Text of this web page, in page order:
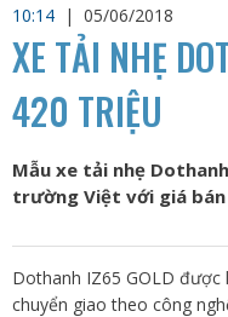
10:14 | 05/06/2018
XE TẢI NHẸ
420 TRIỆU
Mẫu xe tải nhẹ
trường Việt với giá
Dothanh IZ65 GOLD
chuyển giao theo công